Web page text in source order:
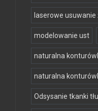
laserowe usuwanie
modelowanie ust
naturalna
naturalna
Odsysanie tkanki